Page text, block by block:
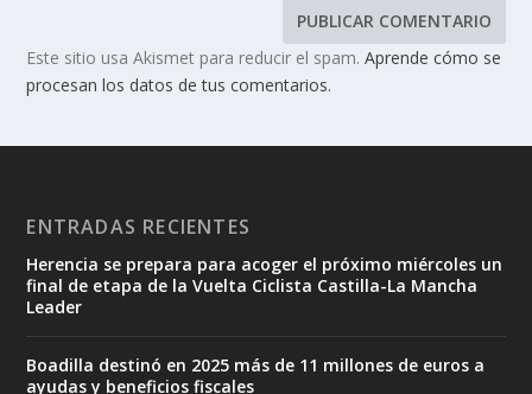
Este sitio usa Akismet para reducir el spam.Aprende cómo se
procesan los datos de tus comentarios.
ENTRADAS RECIENTES
Herencia se prepara para acoger el próximo miércoles un
final de etapa de la Vuelta Ciclista Castilla-La Mancha
Leader
Boadilla destinó en 2025 más de 11 millones de euros a
ayudas y beneficios fiscales